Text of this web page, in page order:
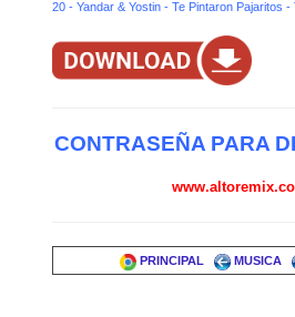
20 - Yandar & Yostin - Te Pintaron Pajaritos -
CONTRASEÑA PARA
PRINCIPAL MUSICA